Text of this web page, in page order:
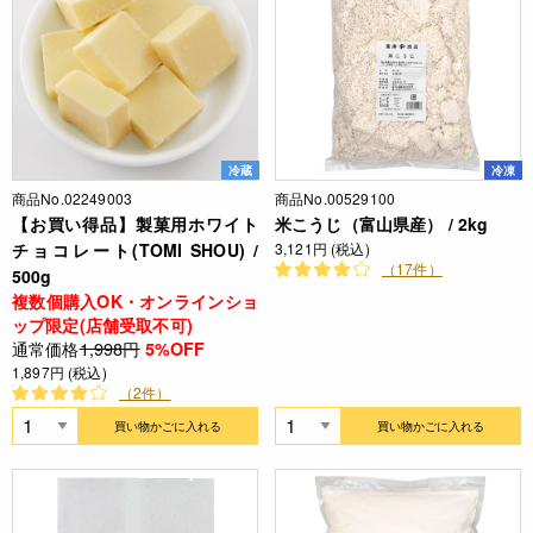
冷蔵
商品No.02249003
【お買い得品】製菓用ホワイト
チョコレート(TOMI SHOU) /
500g
複数個購入OK・オンラインショ
ップ限定(店舗受取不可)
通常価格1,998円 5%OFF
1,897円 (税込)
（2件）
買い物かごに入れる
冷凍
商品No.00529100
米こうじ（富山県産） / 2kg
3,121円 (税込)
（17件）
買い物かごに入れる